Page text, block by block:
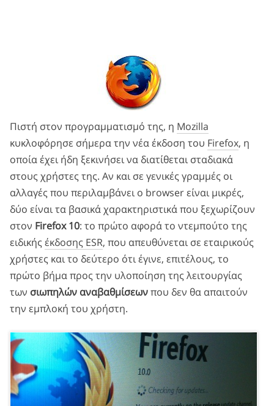
Πιστή στον προγραμματισμό της, η Mozilla
κυκλοφόρησε σήμερα την νέα έκδοση του Firefox, η
οποία έχει ήδη ξεκινήσει να διατίθεται σταδιακά
στους χρήστες της. Αν και σε γενικές γραμμές οι
αλλαγές που περιλαμβάνει ο browser είναι μικρές,
δύο είναι τα βασικά χαρακτηριστικά που ξεχωρίζουν
στον Firefox 10: το πρώτο αφορά το ντεμπούτο της
ειδικής έκδοσης ESR, που απευθύνεται σε εταιρικούς
χρήστες και το δεύτερο ότι έγινε, επιτέλους, το
πρώτο βήμα προς την υλοποίηση της λειτουργίας
των σιωπηλών αναβαθμίσεωνπου δεν θα απαιτούν
την εμπλοκή του χρήστη.